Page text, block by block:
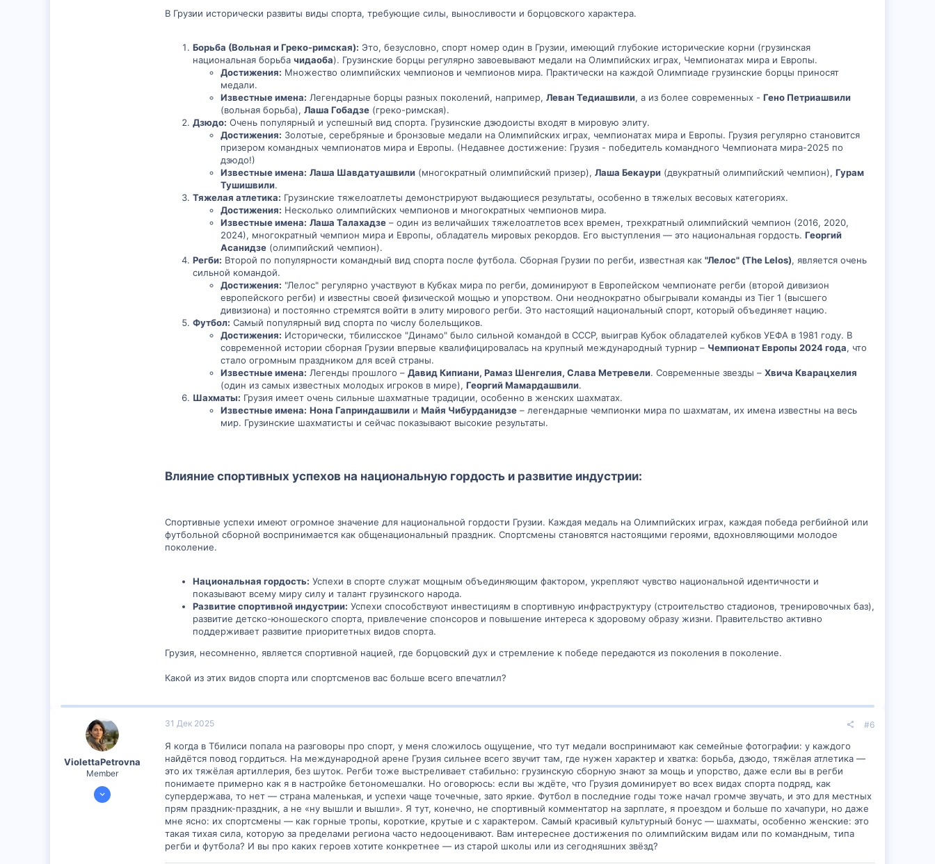
В Грузии исторически развиты виды спорта, требующие силы, выносливости и борцовского характера.
Борьба (Вольная и Греко-римская): Это, безусловно, спорт номер один в Грузии, имеющий глубокие исторические корни (грузинская
национальная борьба чидаоба). Грузинские борцы регулярно завоевывают медали на Олимпийских играх, Чемпионатах мира и Европы.
Достижения: Множество олимпийских чемпионов и чемпионов мира. Практически на каждой Олимпиаде грузинские борцы приносят
медали.
Известные имена: Легендарные борцы разных поколений, например, Леван Тедиашвили, а из более современных - Гено Петриашвили
(вольная борьба), Лаша Гобадзе (греко-римская).
Дзюдо: Очень популярный и успешный вид спорта. Грузинские дзюдоисты входят в мировую элиту.
Достижения: Золотые, серебряные и бронзовые медали на Олимпийских играх, чемпионатах мира и Европы. Грузия регулярно становится
призером командных чемпионатов мира и Европы. (Недавнее достижение: Грузия - победитель командного Чемпионата мира-2025 по
дзюдо!)
Известные имена: Лаша Шавдатуашвили (многократный олимпийский призер), Лаша Бекаури (двукратный олимпийский чемпион), Гурам
Тушишвили.
Тяжелая атлетика: Грузинские тяжелоатлеты демонстрируют выдающиеся результаты, особенно в тяжелых весовых категориях.
Достижения: Несколько олимпийских чемпионов и многократных чемпионов мира.
Известные имена: Лаша Талахадзе – один из величайших тяжелоатлетов всех времен, трехкратный олимпийский чемпион (2016, 2020,
2024), многократный чемпион мира и Европы, обладатель мировых рекордов. Его выступления — это национальная гордость. Георгий
Асанидзе (олимпийский чемпион).
Регби: Второй по популярности командный вид спорта после футбола. Сборная Грузии по регби, известная как "Лелос" (The Lelos), является очень
сильной командой.
Достижения: "Лелос" регулярно участвуют в Кубках мира по регби, доминируют в Европейском чемпионате регби (второй дивизион
европейского регби) и известны своей физической мощью и упорством. Они неоднократно обыгрывали команды из Tier 1 (высшего
дивизиона) и постоянно стремятся войти в элиту мирового регби. Это настоящий национальный спорт, который объединяет нацию.
Футбол: Самый популярный вид спорта по числу болельщиков.
Достижения: Исторически, тбилисское "Динамо" было сильной командой в СССР, выиграв Кубок обладателей кубков УЕФА в 1981 году. В
современной истории сборная Грузии впервые квалифицировалась на крупный международный турнир – Чемпионат Европы 2024 года, что
стало огромным праздником для всей страны.
Известные имена: Легенды прошлого – Давид Кипиани, Рамаз Шенгелия, Слава Метревели. Современные звезды – Хвича Кварацхелия
(один из самых известных молодых игроков в мире), Георгий Мамардашвили.
Шахматы: Грузия имеет очень сильные шахматные традиции, особенно в женских шахматах.
Известные имена: Нона Гаприндашвили и Майя Чибурданидзе – легендарные чемпионки мира по шахматам, их имена известны на весь
мир. Грузинские шахматисты и сейчас показывают высокие результаты.
Влияние спортивных успехов на национальную гордость и развитие индустрии:​
Спортивные успехи имеют огромное значение для национальной гордости Грузии. Каждая медаль на Олимпийских играх, каждая победа регбийной или
футбольной сборной воспринимается как общенациональный праздник. Спортсмены становятся настоящими героями, вдохновляющими молодое
поколение.
Национальная гордость: Успехи в спорте служат мощным объединяющим фактором, укрепляют чувство национальной идентичности и
показывают всему миру силу и талант грузинского народа.
Развитие спортивной индустрии: Успехи способствуют инвестициям в спортивную инфраструктуру (строительство стадионов, тренировочных баз),
развитие детско-юношеского спорта, привлечение спонсоров и повышение интереса к здоровому образу жизни. Правительство активно
поддерживает развитие приоритетных видов спорта.
Грузия, несомненно, является спортивной нацией, где борцовский дух и стремление к победе передаются из поколения в поколение.
Какой из этих видов спорта или спортсменов вас больше всего впечатлил?
ViolettaPetrovna
Member
28 Дек 2025
31 Дек 2025 #6
Я когда в Тбилиси попала на разговоры про спорт, у меня сложилось ощущение, что тут медали воспринимают как семейные фотографии: у каждого
найдётся повод гордиться. На международной арене Грузия сильнее всего звучит там, где нужен характер и хватка: борьба, дзюдо, тяжёлая атлетика —
это их тяжёлая артиллерия, без шуток. Регби тоже выстреливает стабильно: грузинскую сборную знают за мощь и упорство, даже если вы в регби
понимаете примерно как я в настройке бетономешалки. Но оговорюсь: если вы ждёте, что Грузия доминирует во всех видах спорта подряд, как
супердержава, то нет — страна маленькая, и успехи чаще точечные, зато яркие. Футбол в последние годы тоже начал громче звучать, и это для местных
прям праздник-праздник, а не «ну вышли и вышли». Я тут, конечно, не спортивный комментатор на зарплате, я проездом и больше по хачапури, но даже
мне ясно: их спортсмены — как горные тропы, короткие, крутые и с характером. Самый красивый культурный бонус — шахматы, особенно женские: это
такая тихая сила, которую за пределами региона часто недооценивают. Вам интереснее достижения по олимпийским видам или по командным, типа
регби и футбола? И вы про каких героев хотите конкретнее — из старой школы или из сегодняшних звёзд?